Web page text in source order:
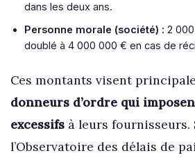
dans les deux ans.
Personne morale (société) : 2
doublé à 4 000 000 € en cas de
Ces montants visent
donneurs d’ordre qui
excessifsà leurs fournisseurs.
l’Observatoire des délais de